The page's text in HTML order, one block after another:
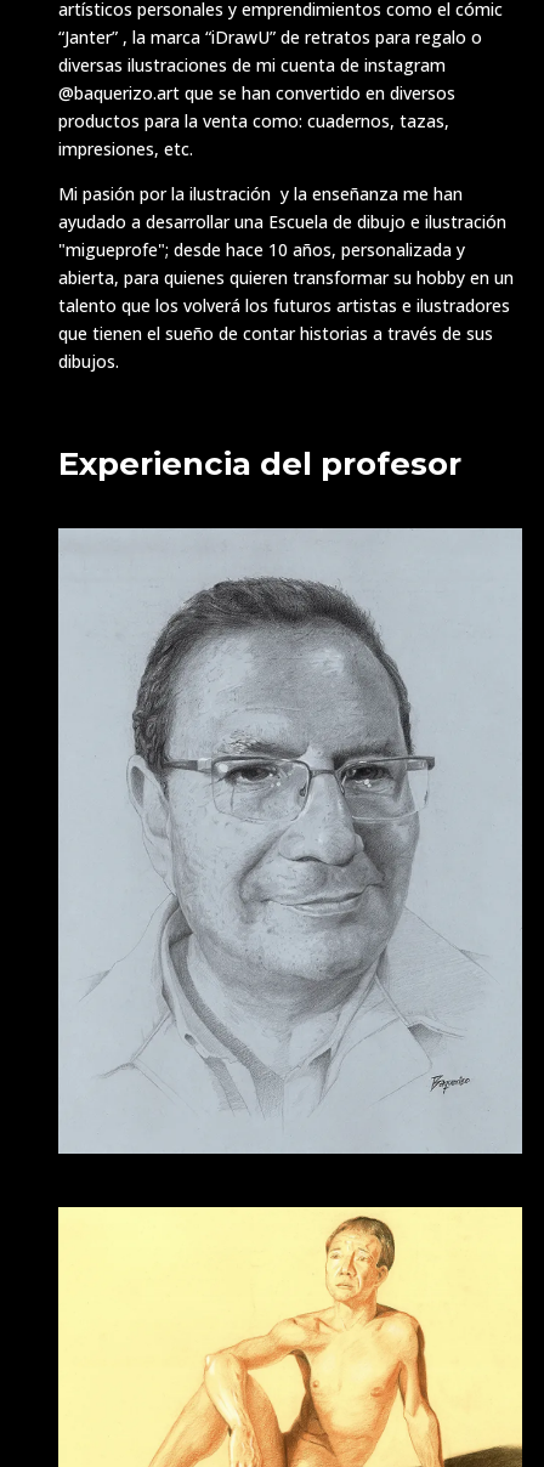
artísticos personales y emprendimientos como el cómic
“Janter” , la marca “iDrawU” de retratos para regalo o
diversas ilustraciones de mi cuenta de instagram
@baquerizo.art que se han convertido en diversos
productos para la venta como: cuadernos, tazas,
impresiones, etc.
Mi pasión por la ilustración y la enseñanza me han
ayudado a desarrollar una Escuela de dibujo e ilustración
"migueprofe"; desde hace 10 años, personalizada y
abierta, para quienes quieren transformar su hobby en un
talento que los volverá los futuros artistas e ilustradores
que tienen el sueño de contar historias a través de sus
dibujos.
Experiencia del profesor